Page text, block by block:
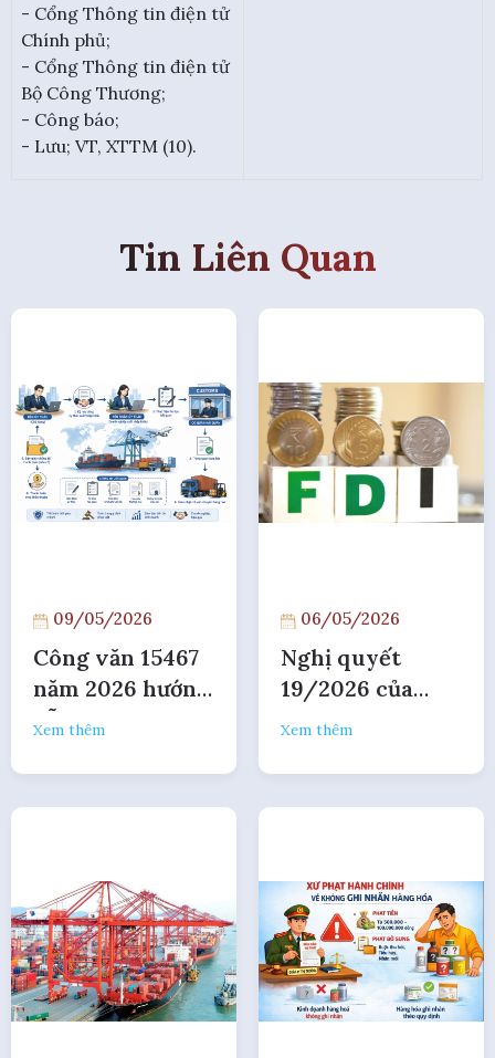
- Cổng Thông tin điện tử
Chính phủ;
- Cổng Thông tin điện tử
Bộ Công Thương;
- Công báo;
- Lưu; VT, XTTM (10).
Tin Liên Quan
09/05/2026
Công văn 15467
năm 2026 hướng
dẫn thủ tục ủy
Xem thêm
06/05/2026
Nghị quyết
19/2026 của
Chính Phủ bãi
kiện về giấy
phép kinh
mại quốc tế
Xem thêm